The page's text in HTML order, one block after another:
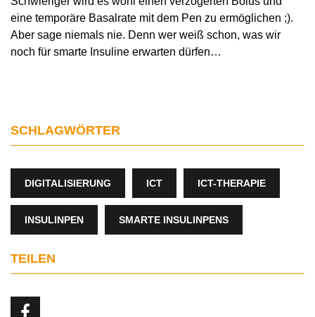
eine temporäre Basalrate mit dem Pen zu ermöglichen ;).
Aber sage niemals nie. Denn wer weiß schon, was wir
noch für smarte Insuline erwarten dürfen…
SCHLAGWÖRTER
DIGITALISIERUNG ICT ICT-THERAPIE
INSULINPEN SMARTE INSULINPENS
TEILEN